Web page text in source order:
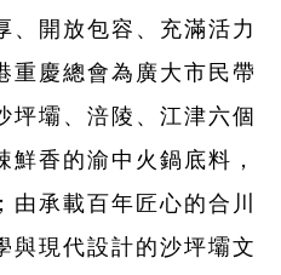
、開放包容、充滿活力
重慶總會為廣大市民帶
坪壩、涪陵、江津六個
鮮香的渝中火鍋底料，
承載百年匠心的合川
與現代設計的沙坪壩文